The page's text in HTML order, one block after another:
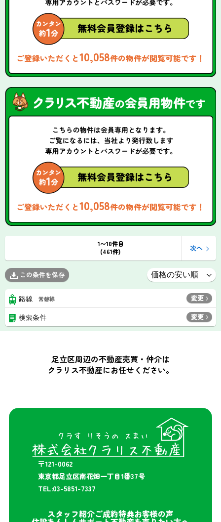
ご登録いただくと10,058件の物件が閲覧可能です！
ご登録いただくと10,058件の物件が閲覧可能です！
1〜10件目
(461件)
次へ
この条件を保存
路線 常磐線 変更
検索条件 変更
足立区周辺の不動産売買・仲介は
クラリス不動産にお任せください。
〒121-0062
東京都足立区南花畑一丁目1番37号
TEL:03-5851-7337
スタッフ紹介ご成約特典お客様の声